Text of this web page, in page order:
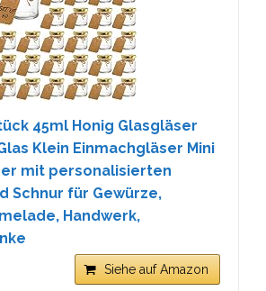
45ml Honig Glasgläser
Klein Einmachgläser Mini
mit personalisierten
Schnur für Gewürze,
Handwerk,
Siehe auf Amazon